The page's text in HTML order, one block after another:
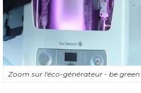
Zoom sur l'éco-générateur - be green